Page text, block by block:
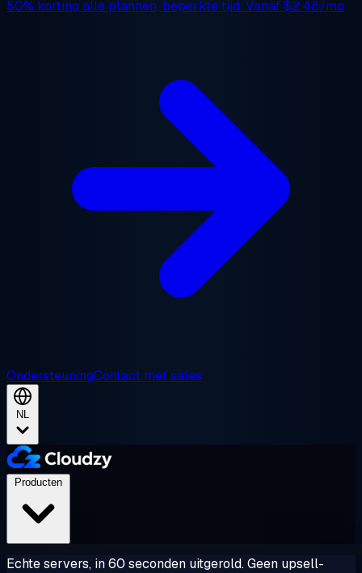
50% korting alle plannen, beperkte tijd. Vanaf$2.48/mo
OndersteuningContact met sales
NL
Echte servers, in 60 seconden uitgerold. Geen upsell-